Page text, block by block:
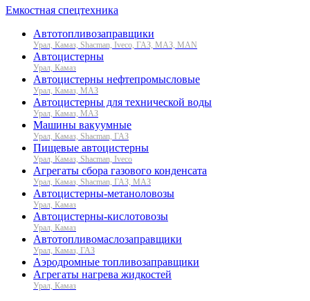
Емкостная спецтехника
Автотопливозаправщики
Урал, Камаз, Shacman, Iveco, ГАЗ, МАЗ, MAN
Автоцистерны
Урал, Камаз
Автоцистерны нефтепромысловые
Урал, Камаз, МАЗ
Автоцистерны для технической воды
Урал, Камаз, МАЗ
Машины вакуумные
Урал, Камаз, Shacman, ГАЗ
Пищевые автоцистерны
Урал, Камаз, Shacman, Iveco
Агрегаты сбора газового конденсата
Урал, Камаз, Shacman, ГАЗ, МАЗ
Автоцистерны-метаноловозы
Урал, Камаз
Автоцистерны-кислотовозы
Урал, Камаз
Автотопливомаслозаправщики
Урал, Камаз, ГАЗ
Аэродромные топливозаправщики
Агрегаты нагрева жидкостей
Урал, Камаз